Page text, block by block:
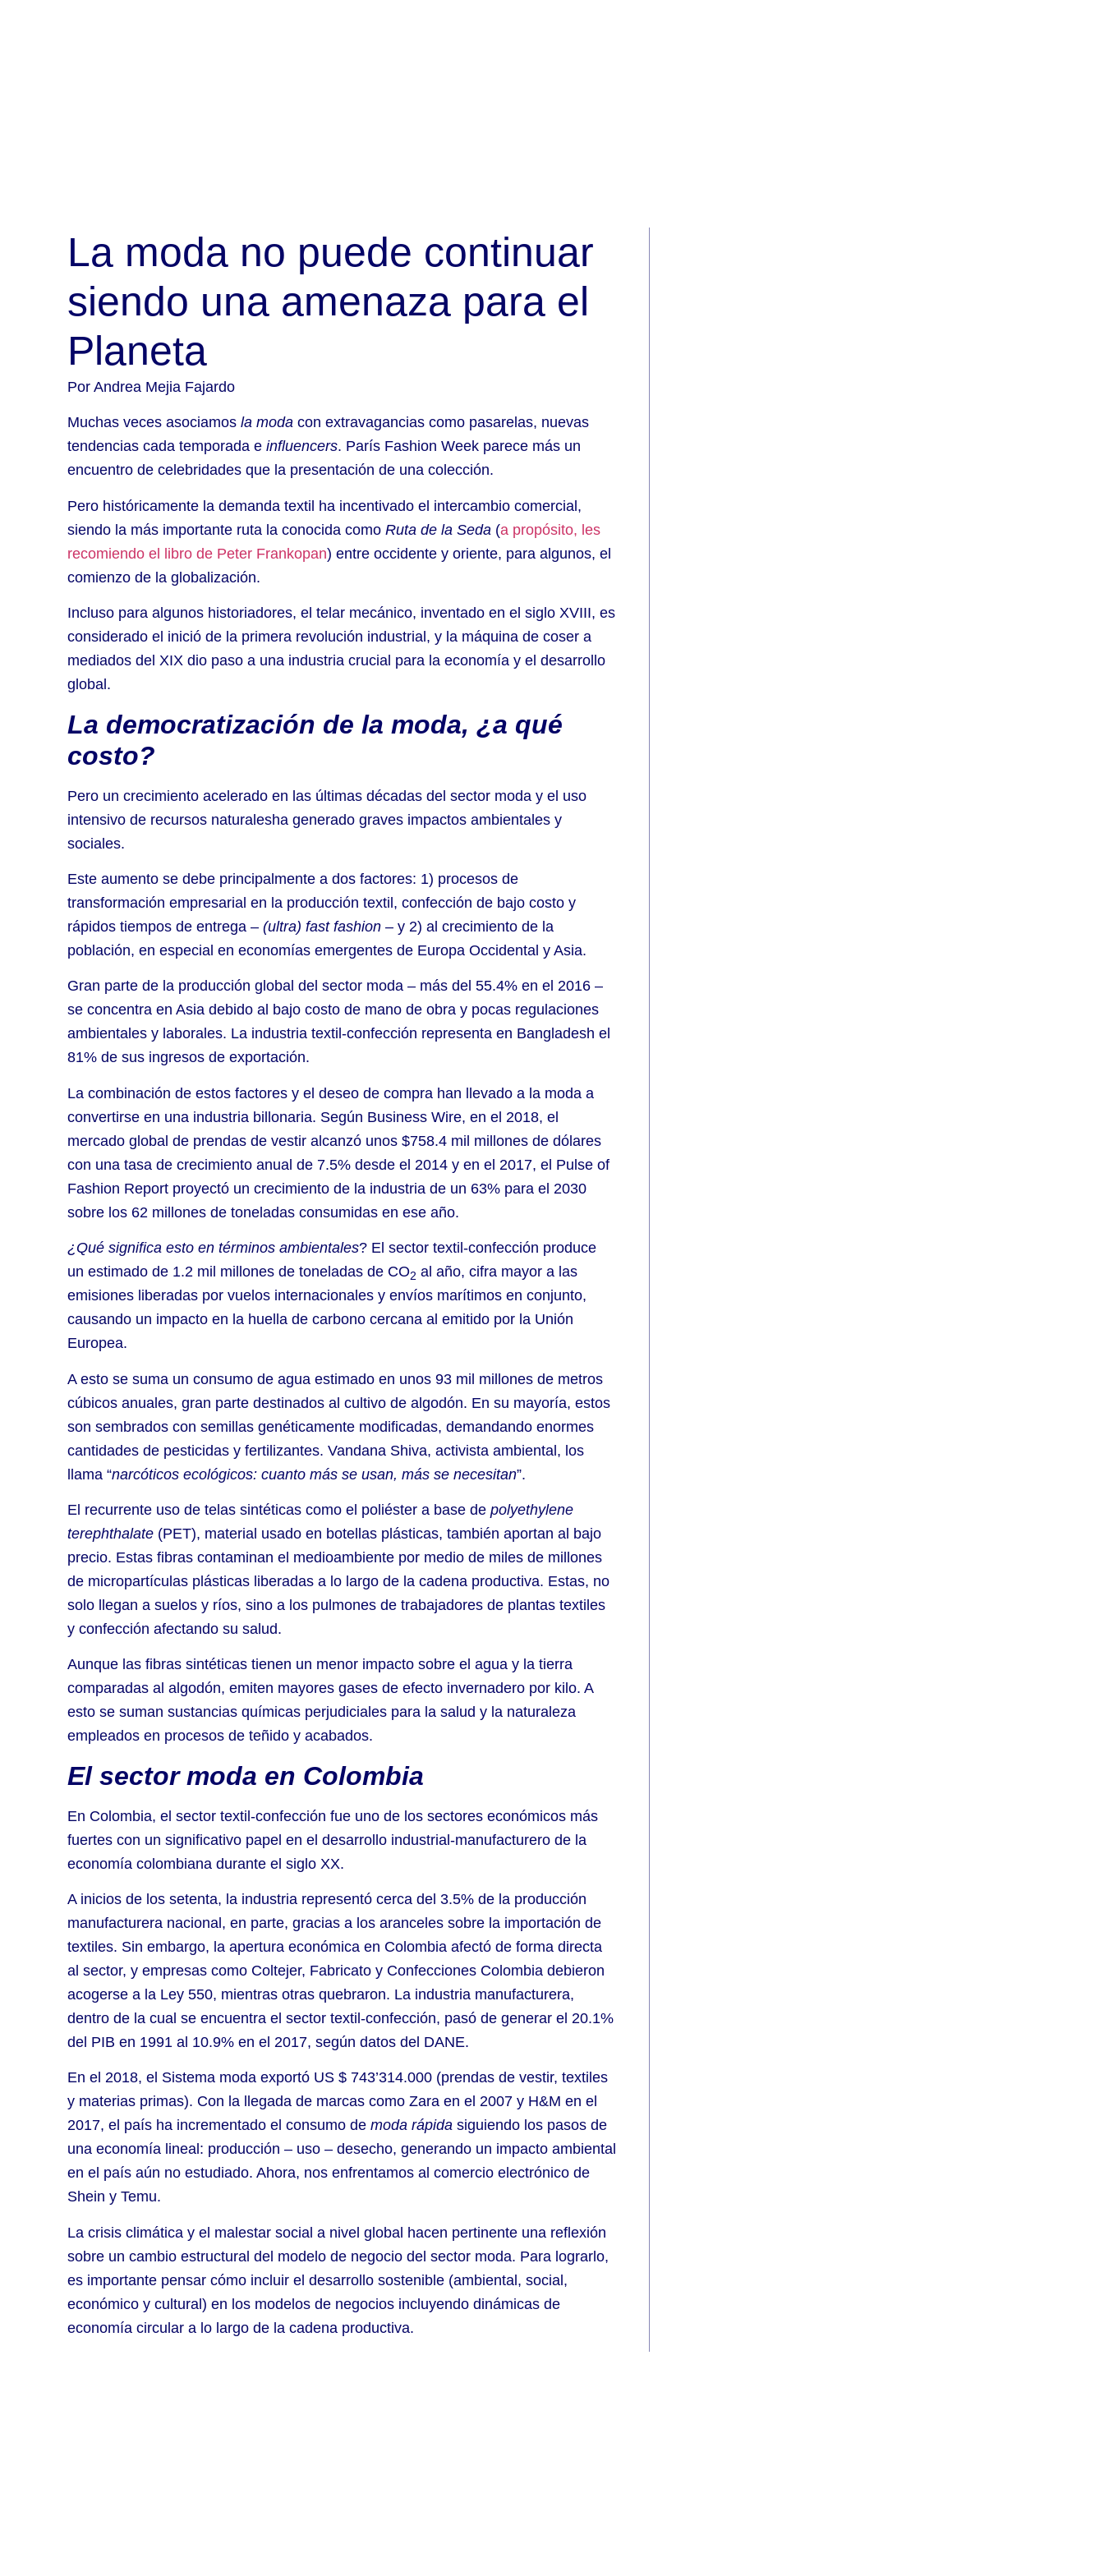
La moda no puede continuar
siendo una amenaza para el
Planeta
Por Andrea Mejia Fajardo
Muchas veces asociamos la moda con extravagancias como pasarelas, nuevas
tendencias cada temporada e influencers. París Fashion Week parece más un
encuentro de celebridades que la presentación de una colección.
Pero históricamente la demanda textil ha incentivado el intercambio comercial,
siendo la más importante ruta la conocida como Ruta de la Seda (a propósito, les
recomiendo el libro de Peter Frankopan) entre occidente y oriente, para algunos, el
comienzo de la globalización.
Incluso para algunos historiadores, el telar mecánico, inventado en el siglo XVIII, es
considerado el inició de la primera revolución industrial, y la máquina de coser a
mediados del XIX dio paso a una industria crucial para la economía y el desarrollo
global.
La democratización de la moda, ¿a qué
costo?
Pero un crecimiento acelerado en las últimas décadas del sector moda y el uso
intensivo de recursos naturalesha generado graves impactos ambientales y
sociales.
Este aumento se debe principalmente a dos factores: 1) procesos de
transformación empresarial en la producción textil, confección de bajo costo y
rápidos tiempos de entrega – (ultra) fast fashion – y 2) al crecimiento de la
población, en especial en economías emergentes de Europa Occidental y Asia.
Gran parte de la producción global del sector moda – más del 55.4% en el 2016 –
se concentra en Asia debido al bajo costo de mano de obra y pocas regulaciones
ambientales y laborales. La industria textil-confección representa en Bangladesh el
81% de sus ingresos de exportación.
La combinación de estos factores y el deseo de compra han llevado a la moda a
convertirse en una industria billonaria. Según Business Wire, en el 2018, el
mercado global de prendas de vestir alcanzó unos $758.4 mil millones de dólares
con una tasa de crecimiento anual de 7.5% desde el 2014 y en el 2017, el Pulse of
Fashion Report proyectó un crecimiento de la industria de un 63% para el 2030
sobre los 62 millones de toneladas consumidas en ese año.
¿Qué significa esto en términos ambientales? El sector textil-confección produce
un estimado de 1.2 mil millones de toneladas de CO2 al año, cifra mayor a las
emisiones liberadas por vuelos internacionales y envíos marítimos en conjunto,
causando un impacto en la huella de carbono cercana al emitido por la Unión
Europea.
A esto se suma un consumo de agua estimado en unos 93 mil millones de metros
cúbicos anuales, gran parte destinados al cultivo de algodón. En su mayoría, estos
son sembrados con semillas genéticamente modificadas, demandando enormes
cantidades de pesticidas y fertilizantes. Vandana Shiva, activista ambiental, los
llama “narcóticos ecológicos: cuanto más se usan, más se necesitan”.
El recurrente uso de telas sintéticas como el poliéster a base de polyethylene
terephthalate (PET), material usado en botellas plásticas, también aportan al bajo
precio. Estas fibras contaminan el medioambiente por medio de miles de millones
de micropartículas plásticas liberadas a lo largo de la cadena productiva. Estas, no
solo llegan a suelos y ríos, sino a los pulmones de trabajadores de plantas textiles
y confección afectando su salud.
Aunque las fibras sintéticas tienen un menor impacto sobre el agua y la tierra
comparadas al algodón, emiten mayores gases de efecto invernadero por kilo. A
esto se suman sustancias químicas perjudiciales para la salud y la naturaleza
empleados en procesos de teñido y acabados.
El sector moda en Colombia
En Colombia, el sector textil-confección fue uno de los sectores económicos más
fuertes con un significativo papel en el desarrollo industrial-manufacturero de la
economía colombiana durante el siglo XX.
A inicios de los setenta, la industria representó cerca del 3.5% de la producción
manufacturera nacional, en parte, gracias a los aranceles sobre la importación de
textiles. Sin embargo, la apertura económica en Colombia afectó de forma directa
al sector, y empresas como Coltejer, Fabricato y Confecciones Colombia debieron
acogerse a la Ley 550, mientras otras quebraron. La industria manufacturera,
dentro de la cual se encuentra el sector textil-confección, pasó de generar el 20.1%
del PIB en 1991 al 10.9% en el 2017, según datos del DANE.
En el 2018, el Sistema moda exportó US $ 743’314.000 (prendas de vestir, textiles
y materias primas). Con la llegada de marcas como Zara en el 2007 y H&M en el
2017, el país ha incrementado el consumo de moda rápida siguiendo los pasos de
una economía lineal: producción – uso – desecho, generando un impacto ambiental
en el país aún no estudiado. Ahora, nos enfrentamos al comercio electrónico de
Shein y Temu.
La crisis climática y el malestar social a nivel global hacen pertinente una reflexión
sobre un cambio estructural del modelo de negocio del sector moda. Para lograrlo,
es importante pensar cómo incluir el desarrollo sostenible (ambiental, social,
económico y cultural) en los modelos de negocios incluyendo dinámicas de
economía circular a lo largo de la cadena productiva.